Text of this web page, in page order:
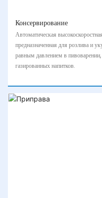
Консервирование
Автоматическая
предназначенная для розлива и
равным давлением в
газированных напитков.